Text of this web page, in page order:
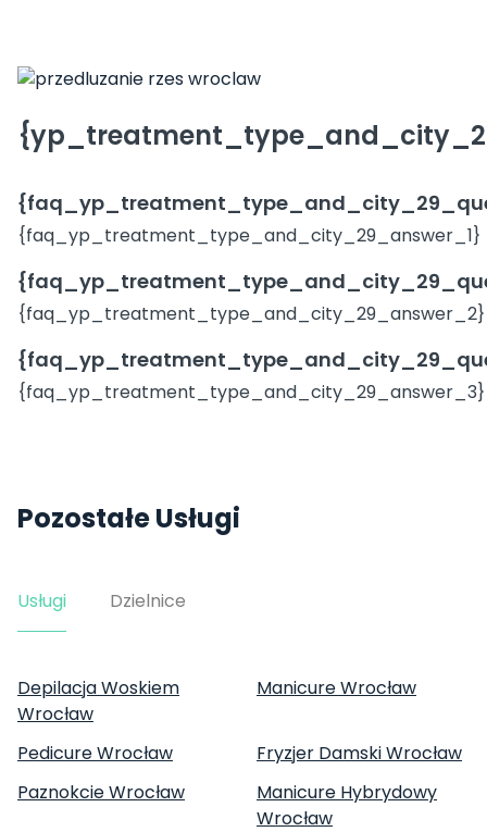
{faq_yp_treatment_type_and_city_29_answer_1}
{faq_yp_treatment_type_and_city_29_answer_2}
{faq_yp_treatment_type_and_city_29_answer_3}
Pozostałe Usługi
Usługi Dzielnice
Depilacja Woskiem
Wrocław
Manicure Wrocław
Pedicure Wrocław
Fryzjer Damski Wrocław
Paznokcie Wrocław
Manicure Hybrydowy
Wrocław